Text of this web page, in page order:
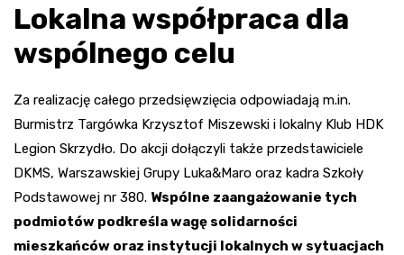
Lokalna współpraca dla
wspólnego celu
Za realizację całego przedsięwzięcia odpowiadają m.in.
Burmistrz Targówka Krzysztof Miszewski i lokalny Klub HDK
Legion Skrzydło. Do akcji dołączyli także przedstawiciele
DKMS, Warszawskiej Grupy Luka&Maro oraz kadra Szkoły
Podstawowej nr 380. Wspólne zaangażowanie tych
podmiotów podkreśla wagę solidarności
mieszkańców oraz instytucji lokalnych w sytuacjach